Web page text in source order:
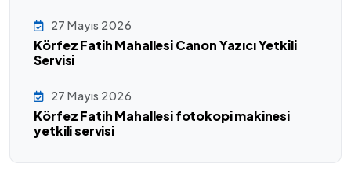
27 Mayıs 2026
Körfez Fatih Mahallesi Canon Yazıcı Yetkili
Servisi
27 Mayıs 2026
Körfez Fatih Mahallesi fotokopi makinesi
yetkili servisi